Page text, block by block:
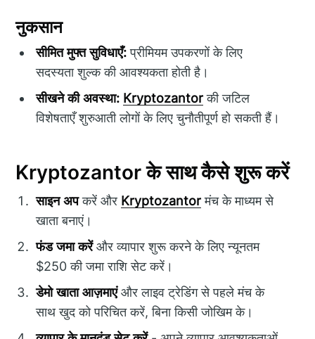
नुकसान
सीमित मुफ्त सुविधाएँ:प्रीमियम उपकरणों के लिए
सदस्यता शुल्क की आवश्यकता होती है।
सीखने की अवस्था: Kryptozantorकी जटिल
विशेषताएँ शुरुआती लोगों के लिए चुनौतीपूर्ण हो सकती हैं।
Kryptozantor के साथ कैसे शुरू करें
साइन अपकरें और Kryptozantorमंच के माध्यम से
खाता बनाएं।
फंड जमा करेंऔर व्यापार शुरू करने के लिए न्यूनतम
$250 की जमा राशि सेट करें।
डेमो खाता आज़माएंऔर लाइव ट्रेडिंग से पहले मंच के
साथ खुद को परिचित करें, बिना किसी जोखिम के।